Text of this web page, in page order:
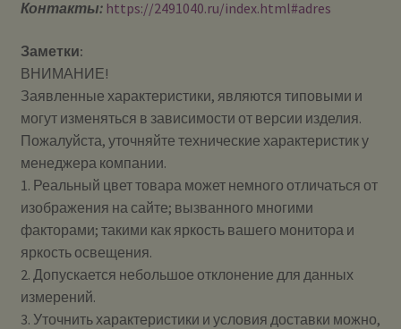
Контакты: https://2491040.ru/index.html#adres
Заметки:
ВНИМАНИЕ!
Заявленные характеристики, являются типовыми и
могут изменяться в зависимости от версии изделия.
Пожалуйста, уточняйте технические характеристик у
менеджера компании.
1. Реальный цвет товара может немного отличаться от
изображения на сайте; вызванного многими
факторами; такими как яркость вашего монитора и
яркость освещения.
2. Допускается небольшое отклонение для данных
измерений.
3. Уточнить характеристики и условия доставки можно,